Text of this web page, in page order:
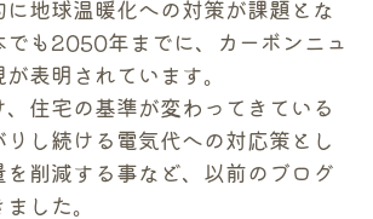
に地球温暖化への対策が課題とな
でも2050年までに、カーボンニュ
表明されています。
、住宅の基準が変わってきている
りし続ける電気代への対応策とし
を削減する事など、以前のブログ
した。